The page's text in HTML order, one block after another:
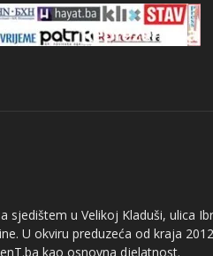
sjedištem u Velikoj Kladuši, ulica
U okviru preduzeća od kraja
kao osnovna djelatnost.